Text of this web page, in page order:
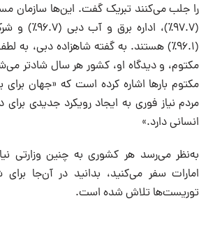
را جلب می‌کنند تبریک گفت. این‌ها سازمان
(۹۷.۷٪)، اداره
(۹۶.۱٪) هستند. به گفته شاهزاده دبی،
مکتوم، و دیدگاه او، کشور هر سال شادتر
مکتوم بارها اشاره کرده است که «جهان برای
مردم نیاز فوری به ایجاد رویکرد جدیدی
انسانی دارد.»
به‌نظر می‌رسد هر کشوری به چنین وزارتی
امارات سفر می‌کنید، بدانید در آن‌جا
توریست‌ها تلاش شده است‌.